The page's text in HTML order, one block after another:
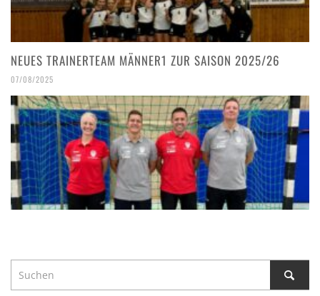
NEUES TRAINERTEAM MÄNNER1 ZUR SAISON 2025/26
07/08/2025